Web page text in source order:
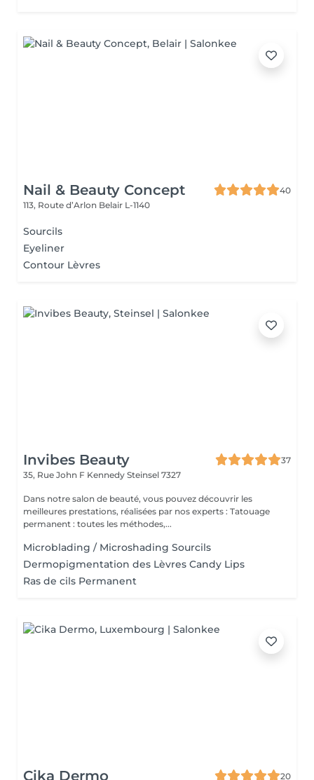
Nail & Beauty Concept
40
113, Route d’Arlon Belair L-1140
Sourcils
Eyeliner
Contour Lèvres
Invibes Beauty
37
35, Rue John F Kennedy Steinsel 7327
Dans notre salon de beauté, vous pouvez découvrir les
meilleures prestations, réalisées par nos experts : Tatouage
permanent : toutes les méthodes,...
Microblading / Microshading Sourcils
Dermopigmentation des Lèvres Candy Lips
Ras de cils Permanent
Cika Dermo 20